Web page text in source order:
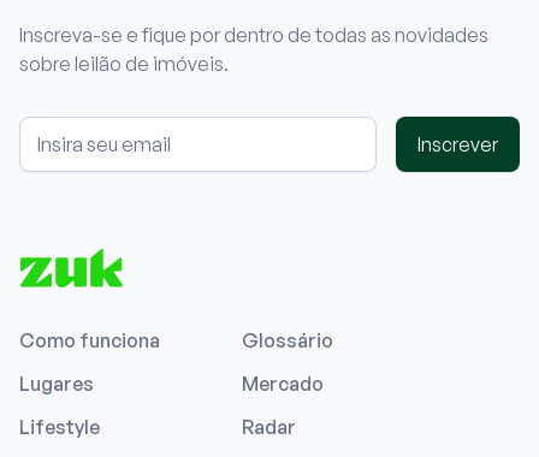
Inscreva-se e fique por dentro de todas as novidades
sobre leilão de imóveis.
Inscrever
Como funciona
Glossário
Lugares
Mercado
Lifestyle
Radar